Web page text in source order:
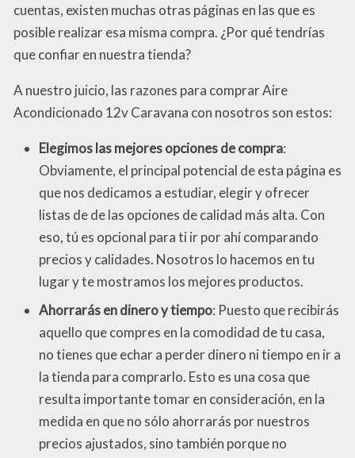
cuentas, existen muchas otras páginas en las que es
posible realizar esa misma compra. ¿Por qué tendrías
que confiar en nuestra tienda?
A nuestro juicio, las razones para comprar Aire
Acondicionado 12v Caravana con nosotros son estos:
Elegimos las mejores opciones de compra:
Obviamente, el principal potencial de esta página es
que nos dedicamos a estudiar, elegir y ofrecer
listas de de las opciones de calidad más alta. Con
eso, tú es opcional para ti ir por ahí comparando
precios y calidades. Nosotros lo hacemos en tu
lugar y te mostramos los mejores productos.
Ahorrarás en dinero y tiempo: Puesto que recibirás
aquello que compres en la comodidad de tu casa,
no tienes que echar a perder dinero ni tiempo en ir a
la tienda para comprarlo. Esto es una cosa que
resulta importante tomar en consideración, en la
medida en que no sólo ahorrarás por nuestros
precios ajustados, sino también porque no